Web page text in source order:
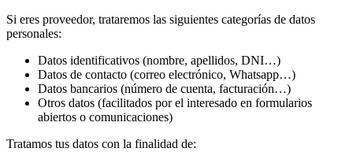
Si eres proveedor, trataremos las siguientes categorías de datos
personales:
Datos identificativos (nombre, apellidos, DNI…)
Datos de contacto (correo electrónico, Whatsapp…)
Datos bancarios (número de cuenta, facturación…)
Otros datos (facilitados por el interesado en formularios
abiertos o comunicaciones)
Tratamos tus datos con la finalidad de: